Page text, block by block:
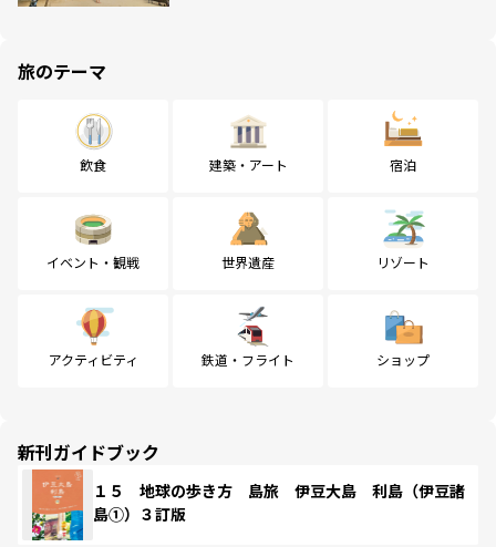
旅のテーマ
飲食 建築・アート 宿泊
イベント・観戦 世界遺産 リゾート
アクティビティ 鉄道・フライト ショップ
新刊ガイドブック
１５ 地球の歩き方 島旅 伊豆大島 利島（伊豆諸
島①）３訂版